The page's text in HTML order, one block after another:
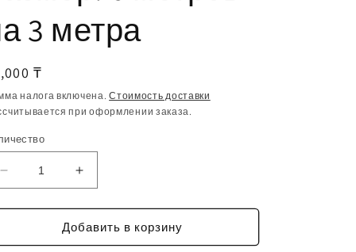
3 метра
₸
налога включена.Стоимость доставки
при оформлении заказа.
Уменьшить
количество
UF-
600x300
Увеличить
количество
UF-
KAZ-
600x300
Добавить в корзину